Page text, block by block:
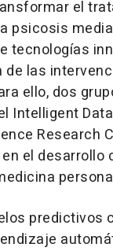
el
psicosis
tecnologías
las
ello, dos
Intelligent
Research
el desarrollo
predictivos